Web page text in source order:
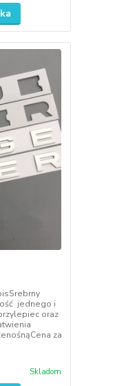
jednego i
oraz
za
Skladom